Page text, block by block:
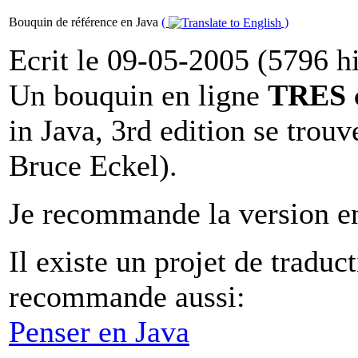
Bouquin de référence en Java ( )
Ecrit le 09-05-2005 (5796
Un bouquin en ligne TRES
in Java, 3rd edition se
Bruce Eckel).
Je recommande la version
Il existe un projet de
recommande aussi:
Penser en Java